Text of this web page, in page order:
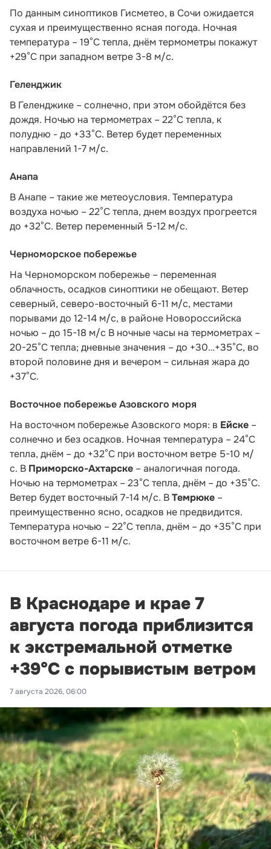
По данным синоптиков Гисметео, в Сочи ожидается
сухая и преимущественно ясная погода. Ночная
температура – 19°C тепла, днём термометры покажут
+29°C при западном ветре 3-8 м/с.
Геленджик
В Геленджике – солнечно, при этом обойдётся без
дождя. Ночью на термометрах – 22°C тепла, к
полудню - до +33°C. Ветер будет переменных
направлений 1-7 м/с.
Анапа
В Анапе – такие же метеоусловия. Температура
воздуха ночью – 22°C тепла, днем воздух прогреется
до +32°C. Ветер переменный 5-12 м/с.
Черноморское побережье
На Черноморском побережье – переменная
облачность, осадков синоптики не обещают. Ветер
северный, северо-восточный 6-11 м/с, местами
порывами до 12-14 м/с, в районе Новороссийска
ночью – до 15-18 м/с В ночные часы на термометрах –
20-25°С тепла; дневные значения – до +30…+35°С, во
второй половине дня и вечером – сильная жара до
+37°С.
Восточное побережье Азовского моря
На восточном побережье Азовского моря: в Ейске –
солнечно и без осадков. Ночная температура – 24°С
тепла, днём – до +32°С при восточном ветре 5-10 м/
с. В Приморско-Ахтарске – аналогичная погода.
Ночью на термометрах – 23°С тепла, днём – до +35°С.
Ветер будет восточный 7-14 м/с. ВТемрюке –
преимущественно ясно, осадков не предвидится.
Температура ночью – 22°С тепла, днём – до +35°С при
восточном ветре 6-11 м/с.
В Краснодаре и крае 7
августа погода приблизится
к экстремальной отметке
+39°С с порывистым ветром
7 августа 2026, 06:00